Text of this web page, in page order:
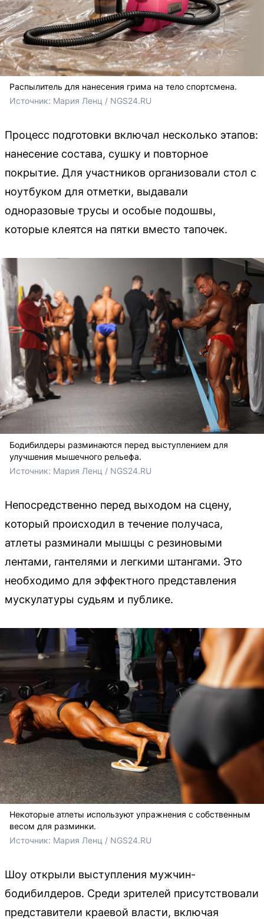
Распылитель для нанесения грима на тело спортсмена.
Источник: Мария Ленц / NGS24.RU
Процесс подготовки включал несколько этапов:
нанесение состава, сушку и повторное
покрытие. Для участников организовали стол с
ноутбуком для отметки, выдавали
одноразовые трусы и особые подошвы,
которые клеятся на пятки вместо тапочек.
Бодибилдеры разминаются перед выступлением для
улучшения мышечного рельефа.
Источник: Мария Ленц / NGS24.RU
Непосредственно перед выходом на сцену,
который происходил в течение получаса,
атлеты разминали мышцы с резиновыми
лентами, гантелями и легкими штангами. Это
необходимо для эффектного представления
мускулатуры судьям и публике.
Некоторые атлеты используют упражнения с собственным
весом для разминки.
Источник: Мария Ленц / NGS24.RU
Шоу открыли выступления мужчин-
бодибилдеров. Среди зрителей присутствовали
представители краевой власти, включая